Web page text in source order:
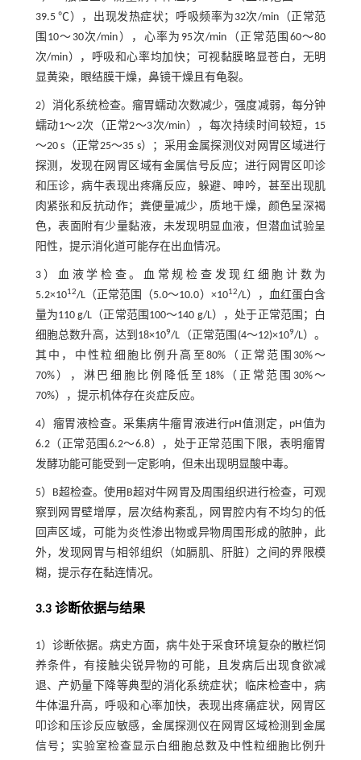
39.5 ℃），出现发热症状；呼吸频率为32次/min（正常范
围10～30次/min），心率为95次/min（正常范围60～80
次/min），呼吸和心率均加快；可视黏膜略显苍白，无明
显黄染，眼结膜干燥，鼻镜干燥且有龟裂。
2）消化系统检查。瘤胃蠕动次数减少，强度减弱，每分钟
蠕动1～2次（正常2～3次/min），每次持续时间较短，15
～20 s（正常25～35 s）；采用金属探测仪对网胃区域进行
探测，发现在网胃区域有金属信号反应；进行网胃区叩诊
和压诊，病牛表现出疼痛反应，躲避、呻吟，甚至出现肌
肉紧张和反抗动作；粪便量减少，质地干燥，颜色呈深褐
色，表面附有少量黏液，未发现明显血液，但潜血试验呈
阳性，提示消化道可能存在出血情况。
3）血液学检查。血常规检查发现红细胞计数为
5.2×1012/L（正常范围（5.0～10.0）×1012/L），血红蛋白含
量为110 g/L（正常范围100～140 g/L），处于正常范围；白
细胞总数升高，达到18×109/L（正常范围(4～12)×109/L）。
其中，中性粒细胞比例升高至80%（正常范围30%～
70%），淋巴细胞比例降低至18%（正常范围30%～
70%），提示机体存在炎症反应。
4）瘤胃液检查。采集病牛瘤胃液进行pH值测定，pH值为
6.2（正常范围6.2～6.8），处于正常范围下限，表明瘤胃
发酵功能可能受到一定影响，但未出现明显酸中毒。
5）B超检查。使用B超对牛网胃及周围组织进行检查，可观
察到网胃壁增厚，层次结构紊乱，网胃腔内有不均匀的低
回声区域，可能为炎性渗出物或异物周围形成的脓肿，此
外，发现网胃与相邻组织（如膈肌、肝脏）之间的界限模
糊，提示存在黏连情况。
3.3 诊断依据与结果
1）诊断依据。病史方面，病牛处于采食环境复杂的散栏饲
养条件，有接触尖锐异物的可能，且发病后出现食欲减
退、产奶量下降等典型的消化系统症状；临床检查中，病
牛体温升高，呼吸和心率加快，表现出疼痛症状，网胃区
叩诊和压诊反应敏感，金属探测仪在网胃区域检测到金属
信号；实验室检查显示白细胞总数及中性粒细胞比例升